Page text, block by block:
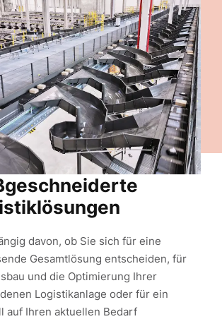
davon, ob Sie sich für eine
Gesamtlösung entscheiden, für
und die Optimierung Ihrer
Logistikanlage oder für ein
auf Ihren aktuellen Bedarf